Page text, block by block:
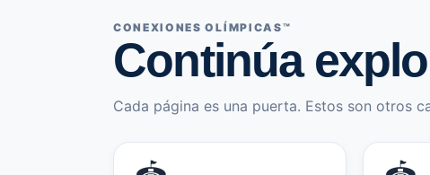
CONEXIONES OLÍMPICAS™
Continúa
Cada página es una puerta. Estos son otros